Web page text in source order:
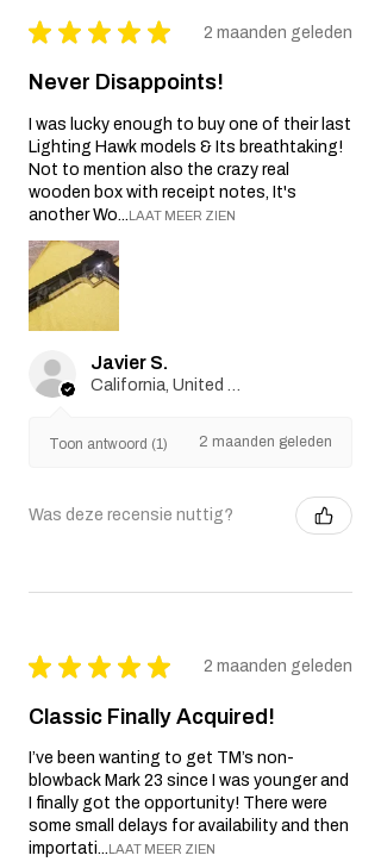
★ ★ ★ ★ ★ 2 maanden geleden
Never Disappoints!
I was lucky enough to buy one of their last
Lighting Hawk models & Its breathtaking!
Not to mention also the crazy real
wooden box with receipt notes, It's
another Wo...LAAT MEER ZIEN
Javier S.
Toon antwoord (1) 2 maanden geleden
Was deze recensie nuttig?
★ ★ ★ ★ ★ 2 maanden geleden
Classic Finally Acquired!
I’ve been wanting to get TM’s non-
blowback Mark 23 since I was younger and
I finally got the opportunity! There were
some small delays for availability and then
importati...LAAT MEER ZIEN